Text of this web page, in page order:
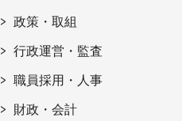
政策・取組
行政運営・監査
職員採用・人事
財政・会計